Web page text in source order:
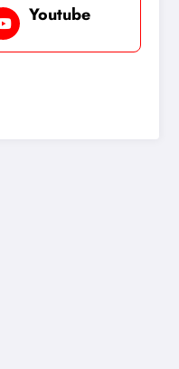
Youtube